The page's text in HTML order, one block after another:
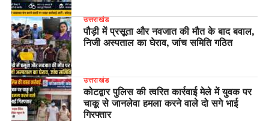
उत्तराखंड
पौड़ी में प्रसूता और नवजात की मौत के बाद बवाल,
निजी अस्पताल का घेराव, जांच समिति गठित
उत्तराखंड
कोटद्वार पुलिस की त्वरित कार्रवाई मेले में युवक पर
चाकू से जानलेवा हमला करने वाले दो सगे भाई
गिरफ्तार